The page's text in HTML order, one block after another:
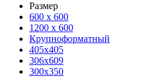
Размер
600 х 600
1200 х 600
Крупноформатный
405x405
306x609
300x350